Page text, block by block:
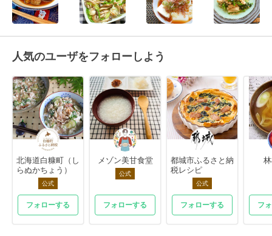
人気のユーザをフォローしよう
北海道白糠町（し
らぬかちょう）
公式
フォローする
メゾン美甘食堂
公式
フォローする
都城市ふるさと納
税レシピ
公式
フォローする フ